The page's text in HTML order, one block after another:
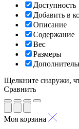
Доступность
Добавить в
Описание
Содержание
Вес
Размеры
Щелкните снаружи,
Сравнить
Моя корзина